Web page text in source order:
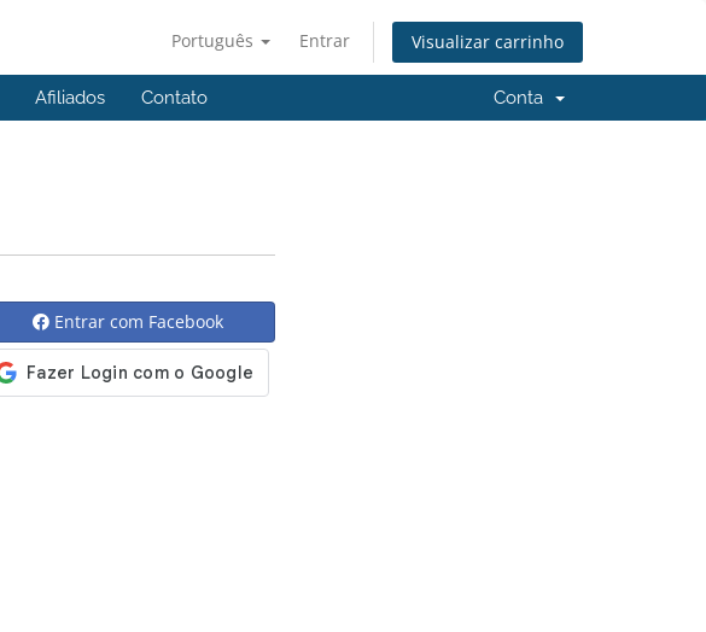
Português Entrar Visualizar carrinho
Afiliados Contato Conta
Entrar com Facebook